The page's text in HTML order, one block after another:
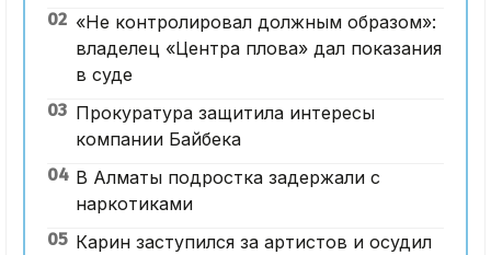
02 «Не контролировал должным образом»:
владелец «Центра плова» дал показания
в суде
03 Прокуратура защитила интересы
компании Байбека
04 В Алматы подростка задержали с
наркотиками
05 Карин заступился за артистов и осудил